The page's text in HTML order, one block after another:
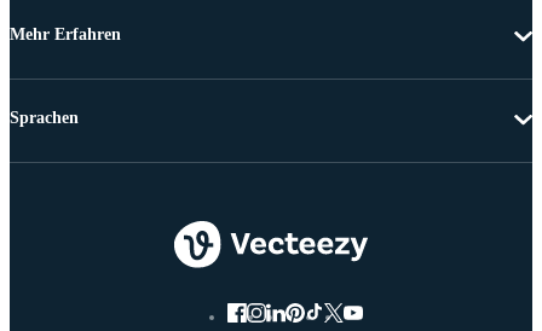
Mehr Erfahren
Sprachen